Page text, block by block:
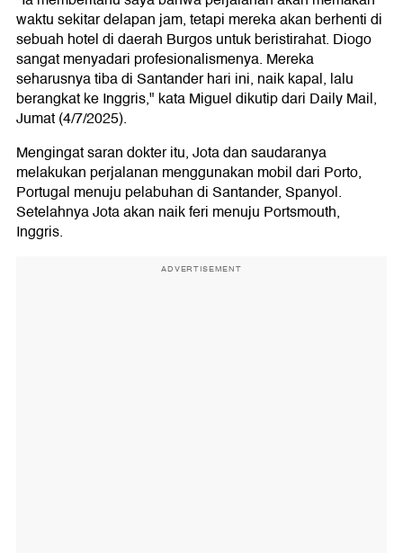
waktu sekitar delapan jam, tetapi mereka akan berhenti di
sebuah hotel di daerah Burgos untuk beristirahat. Diogo
sangat menyadari profesionalismenya. Mereka
seharusnya tiba di Santander hari ini, naik kapal, lalu
berangkat ke Inggris," kata Miguel dikutip dari Daily Mail,
Jumat (4/7/2025).
Mengingat saran dokter itu, Jota dan saudaranya
melakukan perjalanan menggunakan mobil dari Porto,
Portugal menuju pelabuhan di Santander, Spanyol.
Setelahnya Jota akan naik feri menuju Portsmouth,
Inggris.
ADVERTISEMENT